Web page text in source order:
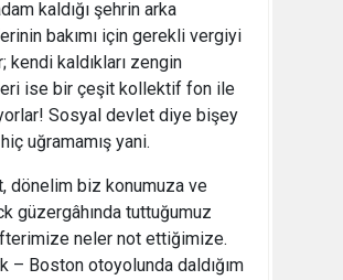
kaldığı şehrin arka
bakımı için gerekli vergiyi
kendi kaldıkları zengin
ise bir çeşit kollektif fon ile
Sosyal devlet diye bişey
uğramamış yani.
dönelim biz konumuza ve
güzergâhında tuttuğumuz
neler not ettiğimize.
– Boston otoyolunda daldığım